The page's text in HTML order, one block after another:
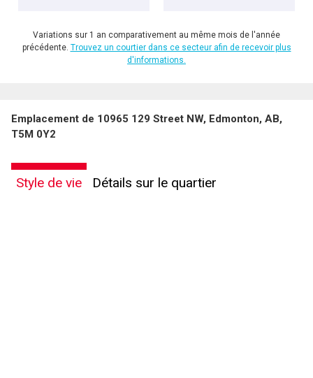
Variations sur 1 an comparativement au même mois de l'année
précédente. Trouvez un courtier dans ce secteur afin de recevoir plus
d'informations.
Emplacement de 10965 129 Street NW, Edmonton, AB,
T5M 0Y2
Style de vie Détails sur le quartier